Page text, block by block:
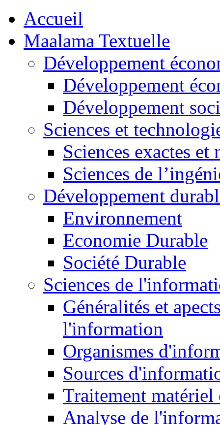
Accueil
Maalama Textuelle
Développement
Développement
Développement
Sciences et
Sciences exactes et
Sciences de
Développement
Environnement
Economie Durable
Société Durable
Sciences de
Généralités et
l'information
Organismes
Sources
Traitement matériel
Analyse de